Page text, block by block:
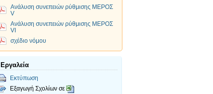
Ανάλυση συνεπειών ρύθμισης ΜΕΡΟΣ
V
Ανάλυση συνεπειών ρύθμισης ΜΕΡΟΣ
VI
σχέδιο νόμου
Εργαλεία
Εκτύπωση
Εξαγωγή Σχολίων σε